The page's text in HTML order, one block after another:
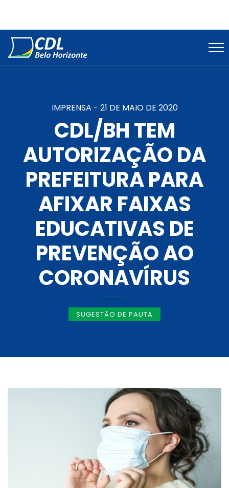
IMPRENSA - 21 DE MAIO DE 2020
CDL/BH TEM
AUTORIZAÇÃO DA
PREFEITURA PARA
AFIXAR FAIXAS
EDUCATIVAS DE
PREVENÇÃO AO
CORONAVÍRUS
SUGESTÃO DE PAUTA